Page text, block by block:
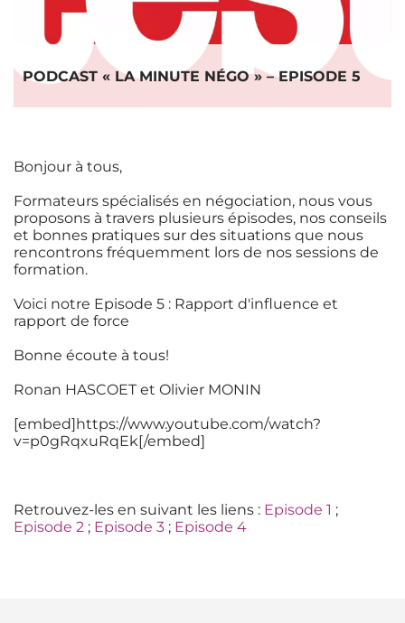
PODCAST « LA MINUTE NÉGO » – EPISODE 5
Bonjour à tous,
Formateurs spécialisés en négociation, nous vous
proposons à travers plusieurs épisodes, nos conseils
et bonnes pratiques sur des situations que nous
rencontrons fréquemment lors de nos sessions de
formation.
Voici notre Episode 5 : Rapport d'influence et
rapport de force
Bonne écoute à tous!
Ronan HASCOET et Olivier MONIN
[embed]https://www.youtube.com/watch?
v=p0gRqxuRqEk[/embed]
Retrouvez-les en suivant les liens : Episode 1 ;
Episode 2 ; Episode 3 ; Episode 4